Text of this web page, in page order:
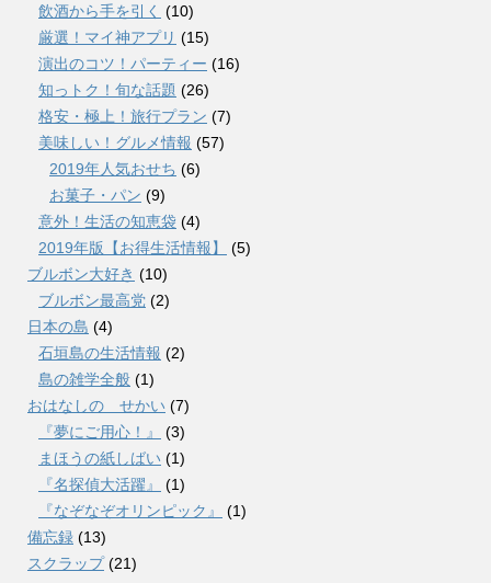
飲酒から手を引く (10)
厳選！マイ神アプリ (15)
演出のコツ！パーティー (16)
知っトク！旬な話題 (26)
格安・極上！旅行プラン (7)
美味しい！グルメ情報 (57)
2019年人気おせち (6)
お菓子・パン (9)
意外！生活の知恵袋 (4)
2019年版【お得生活情報】
(5)
ブルボン大好き (10)
ブルボン最高党 (2)
日本の島 (4)
石垣島の生活情報 (2)
島の雑学全般 (1)
おはなしの せかい (7)
『夢にご用心！』
(3)
まほうの紙しばい (1)
『名探偵大活躍』
(1)
『なぞなぞオリンピック』
(1)
備忘録 (13)
スクラップ(21)